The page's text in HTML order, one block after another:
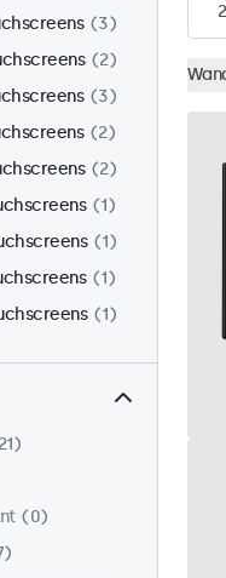
3
2
3
2
2
1
1
1
1
21
0